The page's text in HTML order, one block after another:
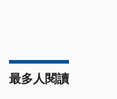
最多人閱讀